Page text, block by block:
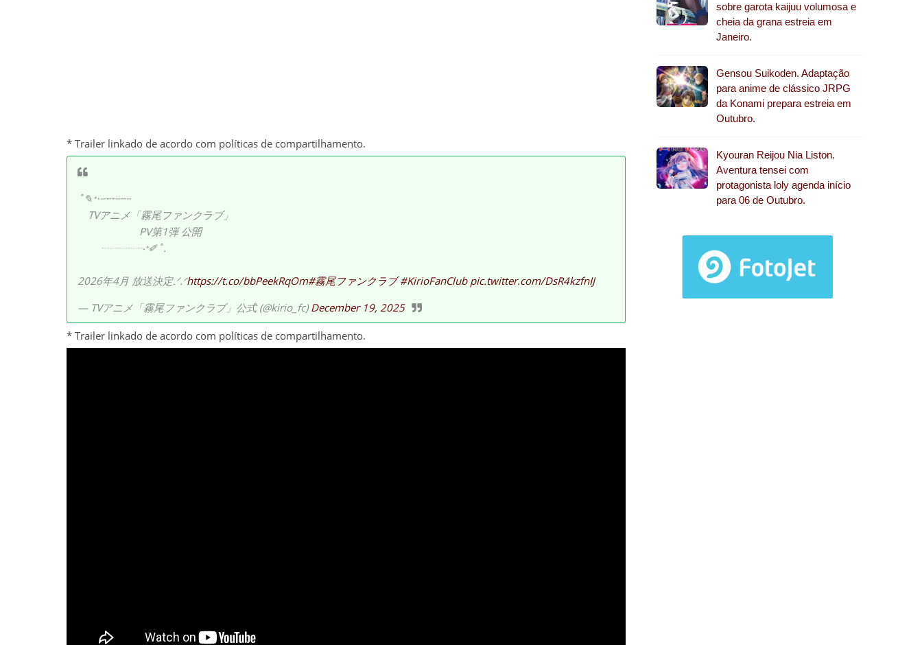
* Trailer linkado de acordo com políticas de compartilhamento.
˚✎⁺‧┈┈┈┈┈
TVアニメ「霧尾ファンクラブ」
PV第1弾 公開
┈┈┈┈‧⁺✐˚.
2026年4月 放送決定.ᐟ.ᐟhttps://t.co/bbPeekRqOm#霧尾ファンクラブ #KirioFanClub pic.twitter.com/DsR4kzfnIJ
— TVアニメ「霧尾ファンクラブ」公式 (@kirio_fc)December 19, 2025
* Trailer linkado de acordo com políticas de compartilhamento.
sobre garota kaijuu volumosa e
cheia da grana estreia em
Janeiro.
Gensou Suikoden. Adaptação
para anime de clássico JRPG
da Konami prepara estreia em
Outubro.
Kyouran Reijou Nia Liston.
Aventura tensei com
protagonista loly agenda início
para 06 de Outubro.